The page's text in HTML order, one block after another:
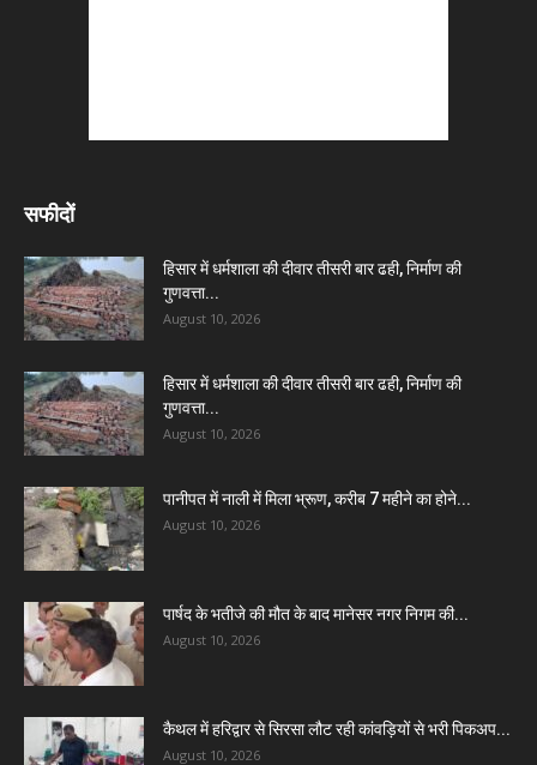
सफीदों
हिसार में धर्मशाला की दीवार तीसरी बार ढही, निर्माण की
गुणवत्ता...
August 10, 2026
हिसार में धर्मशाला की दीवार तीसरी बार ढही, निर्माण की
गुणवत्ता...
August 10, 2026
पानीपत में नाली में मिला भ्रूण, करीब 7 महीने का होने...
August 10, 2026
पार्षद के भतीजे की मौत के बाद मानेसर नगर निगम की...
August 10, 2026
कैथल में हरिद्वार से सिरसा लौट रही कांवड़ियों से भरी पिकअप...
August 10, 2026